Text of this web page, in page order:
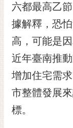
市民互動
黃
偉
哲
螢
光
花
泉
六都最高乙
據解釋，恐
高，可能是
近年臺南推
增加住宅需
市整體發展
標。